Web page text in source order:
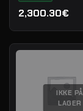
2,300.30€
IKKE PÅ
LAGER